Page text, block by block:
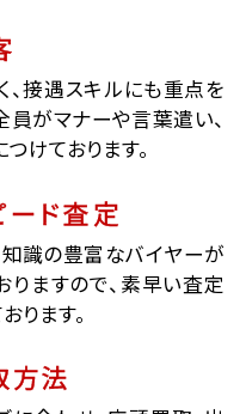
、接遇スキルにも重点を
員がマナーや言葉遣い、
けております。
ド査定
知識の豊富なバイヤーが
りますので、素早い査定
ります。
方法